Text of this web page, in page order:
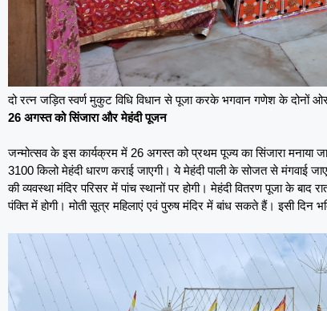
दो रत्न जड़ित स्वर्ण मुकुट विधि विधान से पूजा करके भगवान गणेश के दोनों
26 अगस्त को सिंजारा और मेहंदी पूजन
जन्मोत्सव के इस कार्यक्रम में 26 अगस्त को प्रथम पूज्य का सिंजारा मनाया
3100 किलो मेहंदी धारण कराई जाएगी। ये मेहंदी पाली के सोजत से मंगवाई
की व्यवस्था मंदिर परिसर में पांच स्थानों पर होगी। मेहंदी वितरण पूजा के
पंक्ति में होगी। मोती सूत्र महिलाएं एवं पुरुष मंदिर में बांध सकते हैं। इसी दिन